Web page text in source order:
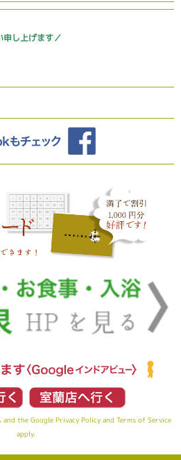
申し上げます／
and the Google Privacy Policy and Terms of Service
apply.